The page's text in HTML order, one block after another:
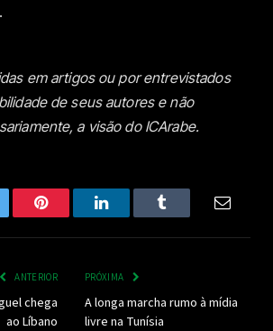
em artigos ou por entrevistados
de seus autores e não
a visão do ICArabe.
Pinterest LinkedInTumblr
ANTERIOR
chega
ao Líbano
PRÓXIMA
A longa marcha rumo à mídia
livre na Tunísia